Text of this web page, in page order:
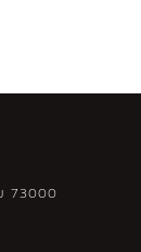
73000